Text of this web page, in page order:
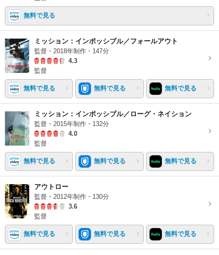
無料で見る
ミッション：インポッシブル／フォールアウト
監督・2018年制作・147分
4.3
監督
無料で見る 無料で見る 無料で見る
ミッション：インポッシブル／ローグ・ネイション
監督・2015年制作・132分
4.0
監督
無料で見る 無料で見る 無料で見る
アウトロー
監督・2012年制作・130分
3.6
監督
無料で見る 無料で見る 無料で見る